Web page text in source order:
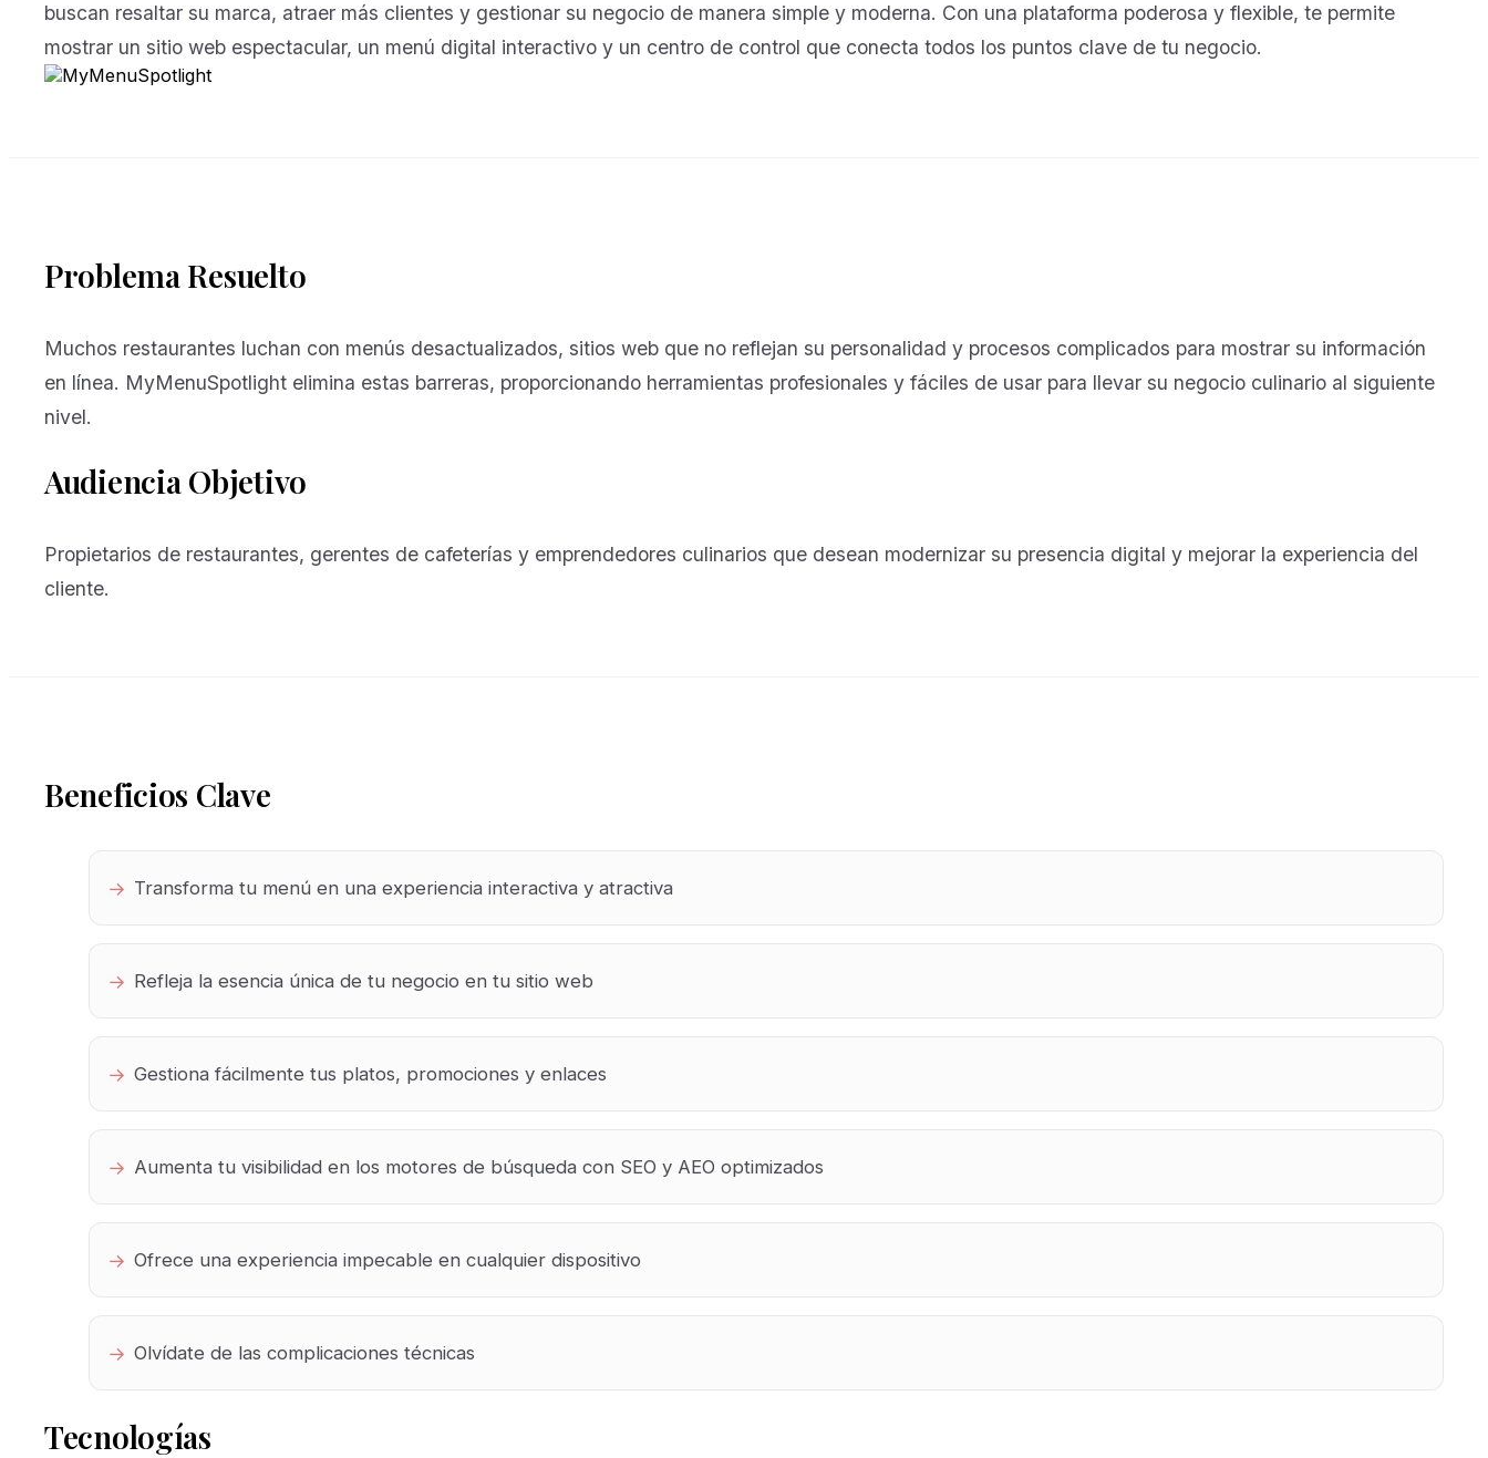
buscan resaltar su marca, atraer más clientes y gestionar su negocio de manera simple y moderna. Con una plataforma poderosa y flexible, te permite
mostrar un sitio web espectacular, un menú digital interactivo y un centro de control que conecta todos los puntos clave de tu negocio.
Problema Resuelto
Muchos restaurantes luchan con menús desactualizados, sitios web que no reflejan su personalidad y procesos complicados para mostrar su información
en línea. MyMenuSpotlight elimina estas barreras, proporcionando herramientas profesionales y fáciles de usar para llevar su negocio culinario al siguiente
nivel.
Audiencia Objetivo
Propietarios de restaurantes, gerentes de cafeterías y emprendedores culinarios que desean modernizar su presencia digital y mejorar la experiencia del
cliente.
Beneficios Clave
Transforma tu menú en una experiencia interactiva y atractiva
Refleja la esencia única de tu negocio en tu sitio web
Gestiona fácilmente tus platos, promociones y enlaces
Aumenta tu visibilidad en los motores de búsqueda con SEO y AEO optimizados
Ofrece una experiencia impecable en cualquier dispositivo
Olvídate de las complicaciones técnicas
Tecnologías